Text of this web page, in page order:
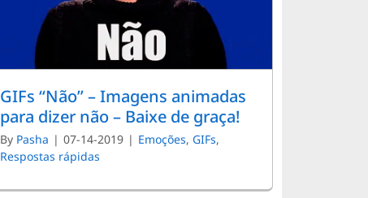
GIFs “Não” – Imagens animadas
para dizer não – Baixe de graça!
By Pasha | 07-14-2019 | Emoções, GIFs,
Respostas rápidas